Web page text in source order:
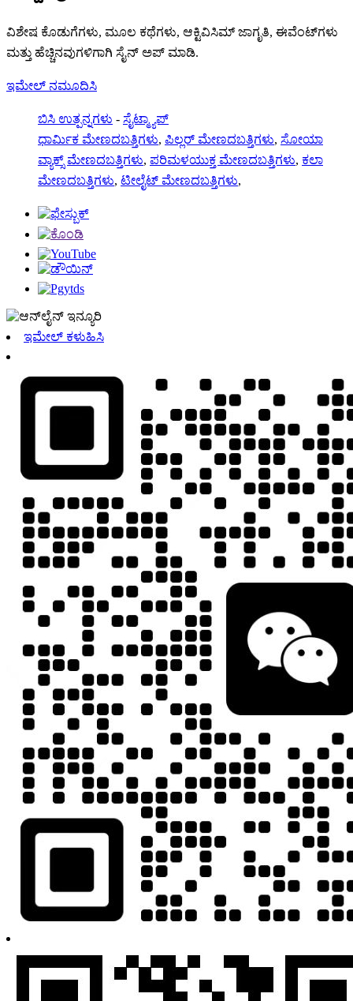
ವಿಶೇಷ ಕೊಡುಗೆಗಳು, ಮೂಲ ಕಥೆಗಳು, ಆಕ್ಟಿವಿಸಿಮ್ ಜಾಗೃತಿ, ಈವೆಂಟ್‌ಗಳು
ಮತ್ತು ಹೆಚ್ಚಿನವುಗಳಿಗಾಗಿ ಸೈನ್ ಅಪ್ ಮಾಡಿ.
ಇಮೇಲ್ ನಮೂದಿಸಿ
ಬಿಸಿ ಉತ್ಪನ್ನಗಳು - ಸೈಟ್ಮ್ಯಾಪ್
ಧಾರ್ಮಿಕ ಮೇಣದಬತ್ತಿಗಳು, ಪಿಲ್ಲರ್ ಮೇಣದಬತ್ತಿಗಳು, ಸೋಯಾ
ವ್ಯಾಕ್ಸ್ ಮೇಣದಬತ್ತಿಗಳು, ಪರಿಮಳಯುಕ್ತ ಮೇಣದಬತ್ತಿಗಳು, ಕಲಾ
ಮೇಣದಬತ್ತಿಗಳು, ಟೀಲೈಟ್ ಮೇಣದಬತ್ತಿಗಳು,
ಇಮೇಲ್ ಕಳುಹಿಸಿ